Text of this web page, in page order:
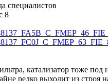
специалистов
8
катализатор тоже под
редко выходит из строя